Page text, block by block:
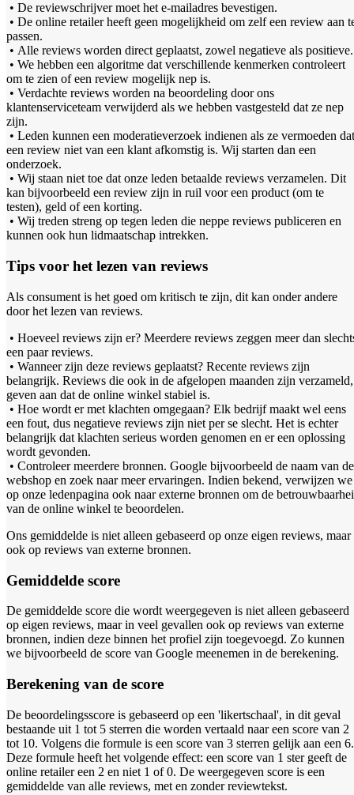
• De reviewschrijver moet het e-mailadres bevestigen.
• De online retailer heeft geen mogelijkheid om zelf een review aan
passen.
• Alle reviews worden direct geplaatst, zowel negatieve als positieve.
• We hebben een algoritme dat verschillende kenmerken controleert
om te zien of een review mogelijk nep is.
• Verdachte reviews worden na beoordeling door ons
klantenserviceteam verwijderd als we hebben vastgesteld dat ze nep
zijn.
• Leden kunnen een moderatieverzoek indienen als ze vermoeden dat
een review niet van een klant afkomstig is. Wij starten dan een
onderzoek.
• Wij staan niet toe dat onze leden betaalde reviews verzamelen. Dit
kan bijvoorbeeld een review zijn in ruil voor een product (om te
testen), geld of een korting.
• Wij treden streng op tegen leden die neppe reviews publiceren en
kunnen ook hun lidmaatschap intrekken.
Tips voor het lezen van reviews
Als consument is het goed om kritisch te zijn, dit kan onder andere
door het lezen van reviews.
• Hoeveel reviews zijn er? Meerdere reviews zeggen meer dan
een paar reviews.
• Wanneer zijn deze reviews geplaatst? Recente reviews zijn
belangrijk. Reviews die ook in de afgelopen maanden zijn verzameld,
geven aan dat de online winkel stabiel is.
• Hoe wordt er met klachten omgegaan? Elk bedrijf maakt wel eens
een fout, dus negatieve reviews zijn niet per se slecht. Het is echter
belangrijk dat klachten serieus worden genomen en er een oplossing
wordt gevonden.
• Controleer meerdere bronnen. Google bijvoorbeeld de naam van de
webshop en zoek naar meer ervaringen. Indien bekend, verwijzen we
op onze ledenpagina ook naar externe bronnen om de
van de online winkel te beoordelen.
Ons gemiddelde is niet alleen gebaseerd op onze eigen reviews, maar
ook op reviews van externe bronnen.
Gemiddelde score
De gemiddelde score die wordt weergegeven is niet alleen gebaseerd
op eigen reviews, maar in veel gevallen ook op reviews van externe
bronnen, indien deze binnen het profiel zijn toegevoegd. Zo kunnen
we bijvoorbeeld de score van Google meenemen in de berekening.
Berekening van de score
De beoordelingsscore is gebaseerd op een 'likertschaal', in dit geval
bestaande uit 1 tot 5 sterren die worden vertaald naar een score van 2
tot 10. Volgens die formule is een score van 3 sterren gelijk aan een 6.
Deze formule heeft het volgende effect: een score van 1 ster geeft de
online retailer een 2 en niet 1 of 0. De weergegeven score is een
gemiddelde van alle reviews, met en zonder reviewtekst.